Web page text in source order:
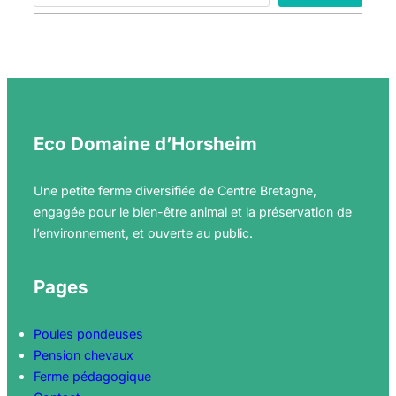
a
h
Eco Domaine d’Horsheim
Une petite ferme diversifiée de Centre Bretagne,
engagée pour le bien-être animal et la préservation de
l’environnement, et ouverte au public.
Pages
Poules pondeuses
Pension chevaux
Ferme pédagogique